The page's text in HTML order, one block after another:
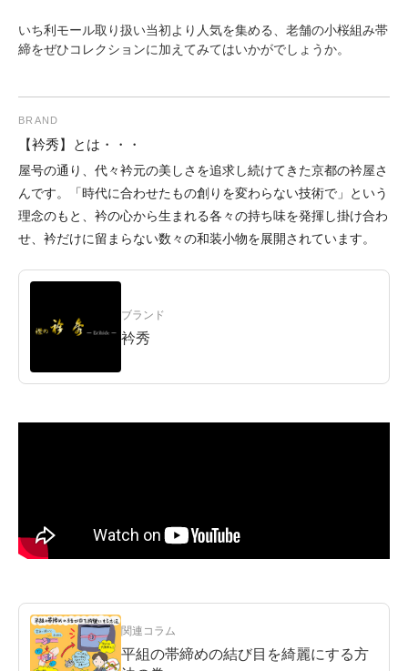
いち利モール取り扱い当初より人気を集める、老舗の小桜組み帯
締をぜひコレクションに加えてみてはいかがでしょうか。
BRAND
【衿秀】とは・・・
屋号の通り、代々衿元の美しさを追求し続けてきた京都の衿屋さ
んです。「時代に合わせたもの創りを変わらない技術で」という
理念のもと、衿の心から生まれる各々の持ち味を発揮し掛け合わ
せ、衿だけに留まらない数々の和装小物を展開されています。
ブランド
衿秀
関連コラム
平組の帯締めの結び目を綺麗にする方